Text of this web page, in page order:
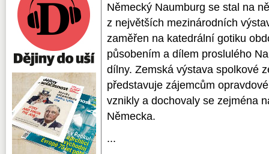
Německý Naumburg se stal na
z největších mezinárodních
zaměřen na katedrální gotiku
působením a dílem proslulého
dílny. Zemská výstava spolkové
představuje zájemcům
vznikly a dochovaly se zejména
Německa.
...